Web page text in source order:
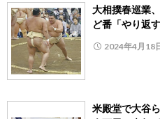
大相撲春巡業
ど番「やり返す
2024年4月18
米殿堂で大谷